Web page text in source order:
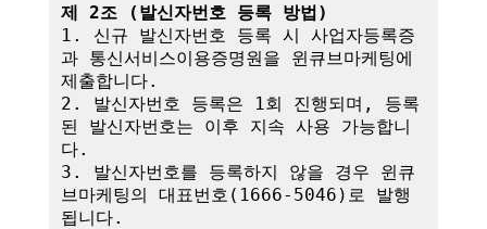
제 2조 (발신자번호 등록 방법)
1. 신규 발신자번호 등록 시 사업자등록증
과 통신서비스이용증명원을 윈큐브마케팅에
제출합니다.
2. 발신자번호 등록은 1회 진행되며, 등록
된 발신자번호는 이후 지속 사용 가능합니
다.
3. 발신자번호를 등록하지 않을 경우 윈큐
브마케팅의 대표번호(1666-5046)로 발행
됩니다.